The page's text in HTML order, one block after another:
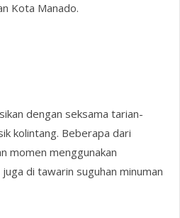
Kota Manado.
dengan seksama tarian-
kolintang. Beberapa dari
momen menggunakan
di tawarin suguhan minuman